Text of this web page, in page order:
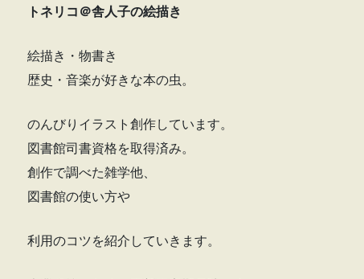
トネリコ＠舎人子の絵描き
絵描き・物書き
歴史・音楽が好きな本の虫。
のんびりイラスト創作しています。
図書館司書資格を取得済み。
創作で調べた雑学他、
図書館の使い方や
利用のコツを紹介していきます。